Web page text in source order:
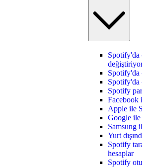
Spotify'da
Spotify'da
Spotify'da
Spotify
Facebook
Apple ile
Google ile
Samsung
Yurt
Spotify
hesaplar
Spotify